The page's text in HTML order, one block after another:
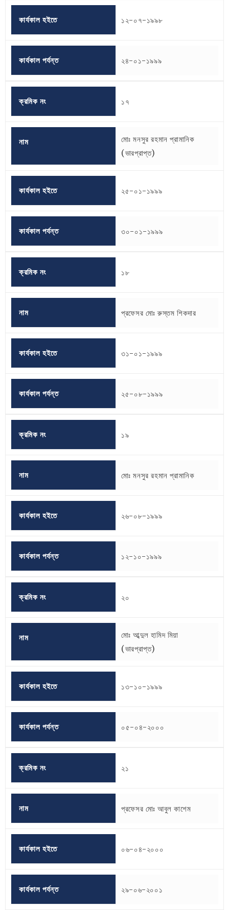
কার্যকাল হইতে ১২-০৭-১৯৯৮
কার্যকাল পর্যন্ত ২৪-০১-১৯৯৯
ক্রমিক নং ১৭
নাম
মোঃ মনসুর রহমান প্রামানিক
(ভারপ্রাপ্ত)
কার্যকাল হইতে ২৫-০১-১৯৯৯
কার্যকাল পর্যন্ত ৩০-০১-১৯৯৯
ক্রমিক নং ১৮
নাম প্রফেসর মোঃ রুস্তম শিকদার
কার্যকাল হইতে ৩১-০১-১৯৯৯
কার্যকাল পর্যন্ত ২৫-০৮-১৯৯৯
ক্রমিক নং ১৯
নাম মোঃ মনসুর রহমান প্রামানিক
কার্যকাল হইতে ২৬-০৮-১৯৯৯
কার্যকাল পর্যন্ত ১২-১০-১৯৯৯
ক্রমিক নং ২০
নাম
মোঃ আব্দুল হামিদ মিয়া
(ভারপ্রাপ্ত)
কার্যকাল হইতে ১৩-১০-১৯৯৯
কার্যকাল পর্যন্ত ০৫-০৪-২০০০
ক্রমিক নং ২১
নাম প্রফেসর মোঃ আবুল কাশেম
কার্যকাল হইতে ০৬-০৪-২০০০
কার্যকাল পর্যন্ত ২৯-০৬-২০০১